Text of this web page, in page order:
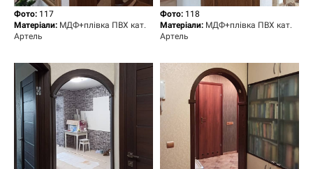
Фото: 117
Матеріали: МДФ+плівка ПВХ кат.
Артель
Фото: 118
Матеріали: МДФ+плівка ПВХ кат.
Артель